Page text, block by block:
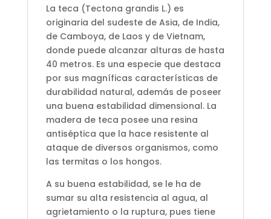
La teca (Tectona grandis L.) es
originaria del sudeste de Asia, de India,
de Camboya, de Laos y de Vietnam,
donde puede alcanzar alturas de hasta
40 metros. Es una especie que destaca
por sus magníficas características de
durabilidad natural, además de poseer
una buena estabilidad dimensional. La
madera de teca posee una resina
antiséptica que la hace resistente al
ataque de diversos organismos, como
las termitas o los hongos.
A su buena estabilidad, se le ha de
sumar su alta resistencia al agua, al
agrietamiento o la ruptura, pues tiene